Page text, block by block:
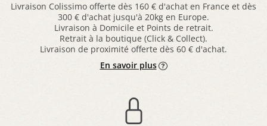
Livraison Colissimo offerte dès 160 € d'achat en France et dès
300 € d'achat jusqu'à 20kg en Europe.
Livraison à Domicile et Points de retrait.
Retrait à la boutique (Click & Collect).
Livraison de proximité offerte dès 60 € d'achat.
En savoir plus